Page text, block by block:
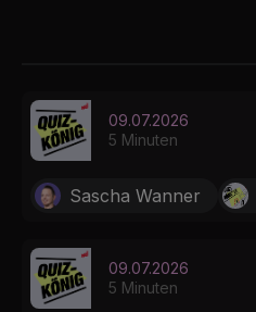
09.07.2026
5 Minuten
Sascha Wanner
09.07.2026
5 Minuten